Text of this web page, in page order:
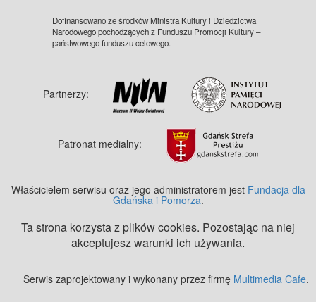
Dofinansowano ze środków Ministra Kultury i Dziedzictwa
Narodowego pochodzących z Funduszu Promocji Kultury –
państwowego funduszu celowego.
Partnerzy:
Patronat medialny:
Właścicielem serwisu oraz jego administratorem jest Fundacja dla
Gdańska i Pomorza.
Ta strona korzysta z plików cookies. Pozostając na niej
akceptujesz warunki ich używania.
Serwis zaprojektowany i wykonany przez firmę Multimedia Cafe.